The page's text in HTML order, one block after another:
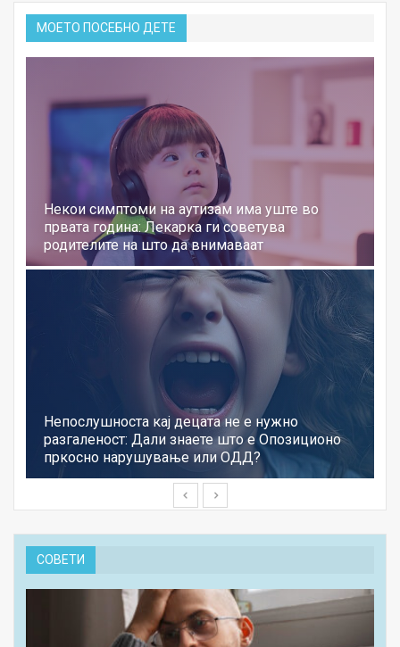
МОЕТО ПОСЕБНО ДЕТЕ
Некои симптоми на аутизам има уште во
првата година: Лекарка ги советува
родителите на што да внимаваат
Непослушноста кај децата не е нужно
разгаленост: Дали знаете што е Опозиционо
пркосно нарушување или ОДД?
СОВЕТИ